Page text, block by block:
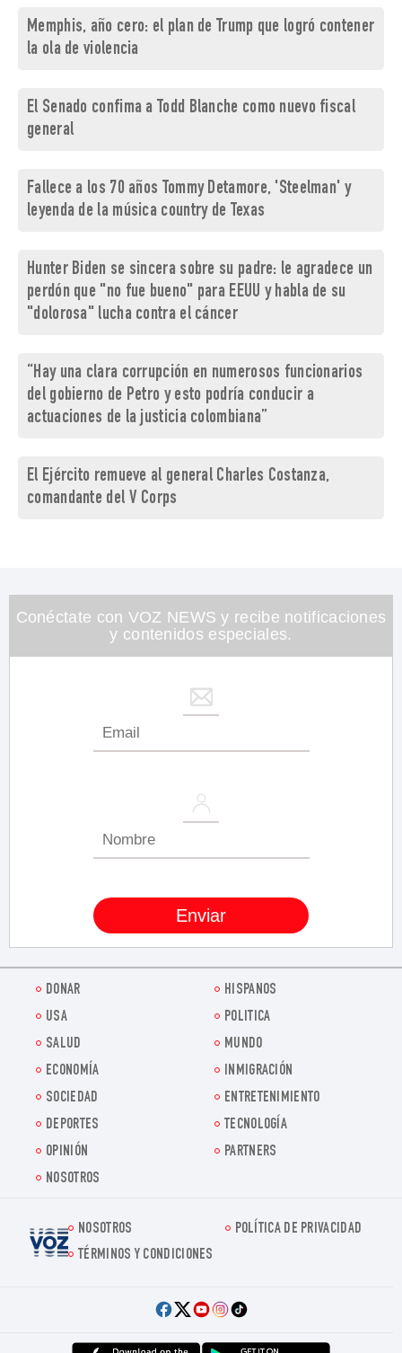
Memphis, año cero: el plan de Trump que logró contener
la ola de violencia
El Senado confima a Todd Blanche como nuevo fiscal
general
Fallece a los 70 años Tommy Detamore, 'Steelman' y
leyenda de la música country de Texas
Hunter Biden se sincera sobre su padre: le agradece un
perdón que "no fue bueno" para EEUU y habla de su
"dolorosa" lucha contra el cáncer
“Hay una clara corrupción en numerosos funcionarios
del gobierno de Petro y esto podría conducir a
actuaciones de la justicia colombiana”
El Ejército remueve al general Charles Costanza,
comandante del V Corps
Conéctate con VOZ NEWS y recibe notificaciones
y contenidos especiales.
DONAR
HISPANOS
USA
POLITICA
SALUD
MUNDO
ECONOMÍA
INMIGRACIÓN
SOCIEDAD
ENTRETENIMIENTO
DEPORTES
TECNOLOGÍA
OPINIÓN
PARTNERS
NOSOTROS
Voz.us
NOSOTROS
POLÍTICA DE PRIVACIDAD
TÉRMINOS Y CONDICIONES